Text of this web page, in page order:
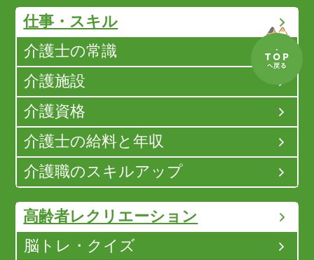
仕事・スキル
介護士の常識
介護施設
介護資格
介護士の給料と年収
介護職のスキルアップ
高齢者レクリエーション
脳トレ・クイズ